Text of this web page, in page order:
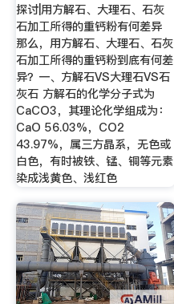
探讨|用方解石、大理石、石灰
石加工所得的重钙粉有何差异
那么，用方解石、大理石、石灰
石加工所得的重钙粉到底有何差
异？一、方解石VS大理石VS石
灰石 方解石的化学分子式为
CaCO3，其理论化学组成为：
CaO 56.03%，CO2
43.97%，属三方晶系，无色或
白色，有时被铁、锰、铜等元素
染成浅黄色、浅红色